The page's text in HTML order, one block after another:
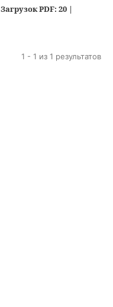
Загрузок PDF: 20 |
1 - 1 из 1 результатов